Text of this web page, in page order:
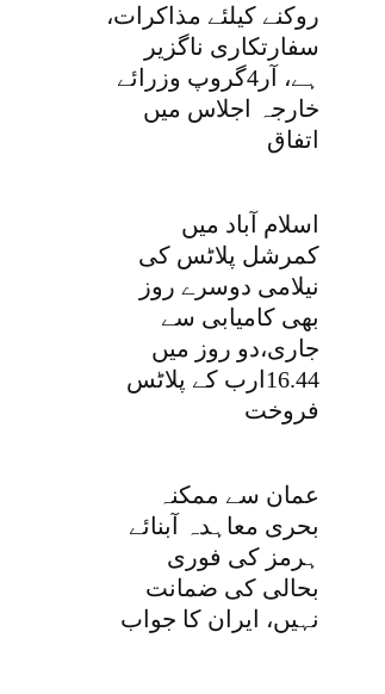
روکنے کیلئے مذاکرات،
سفارتکاری ناگزیر
ہے، آر4گروپ وزرائے
خارجہ اجلاس میں
اتفاق
اسلام آباد میں
کمرشل پلاٹس کی
نیلامی دوسرے روز
بھی کامیابی سے
جاری،دو روز میں
16.44ارب کے پلاٹس
فروخت
عمان سے ممکنہ
بحری معاہدہ آبنائے
ہرمز کی فوری
بحالی کی ضمانت
نہیں، ایران کا جواب